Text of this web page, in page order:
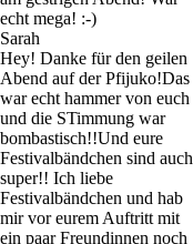
echt mega! :-)
Sarah
Hey! Danke für den geilen
Abend auf der Pfijuko!Das
war echt hammer von euch
und die STimmung war
bombastisch!!Und eure
Festivalbändchen sind auch
super!! Ich liebe
Festivalbändchen und hab
mir vor eurem Auftritt mit
ein paar Freundinnen noch